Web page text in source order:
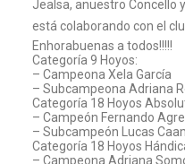
Jealsa, anuestro Concello
está colaborando con el
Enhorabuenas a todos!!!!!
Categoría 9 Hoyos:
– Campeona Xela García
– Subcampeona Adriana
Categoría 18 Hoyos
– Campeón Fernando
– Subcampeón Lucas
Categoría 18 Hoyos
– Campeona Adriana